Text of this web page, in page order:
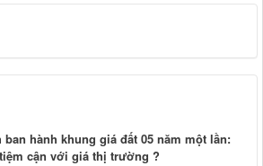
hành khung giá đất 05 năm một lần:
cận với giá thị trường ?